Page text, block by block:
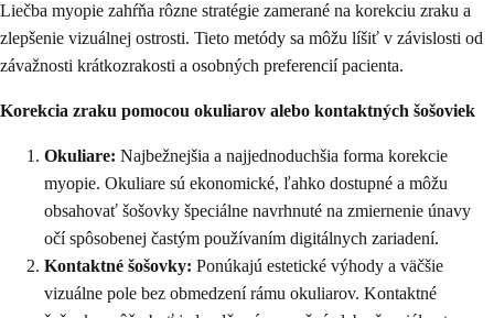
Liečba myopie zahŕňa rôzne stratégie zamerané na korekciu zraku a
zlepšenie vizuálnej ostrosti. Tieto metódy sa môžu líšiť v závislosti od
závažnosti krátkozrakosti a osobných preferencií pacienta.
Korekcia zraku pomocou okuliarov alebo kontaktných šošoviek
Okuliare: Najbežnejšia a najjednoduchšia forma korekcie
myopie. Okuliare sú ekonomické, ľahko dostupné a môžu
obsahovať šošovky špeciálne navrhnuté na zmiernenie únavy
očí spôsobenej častým používaním digitálnych zariadení.
Kontaktné šošovky: Ponúkajú estetické výhody a väčšie
vizuálne pole bez obmedzení rámu okuliarov. Kontaktné